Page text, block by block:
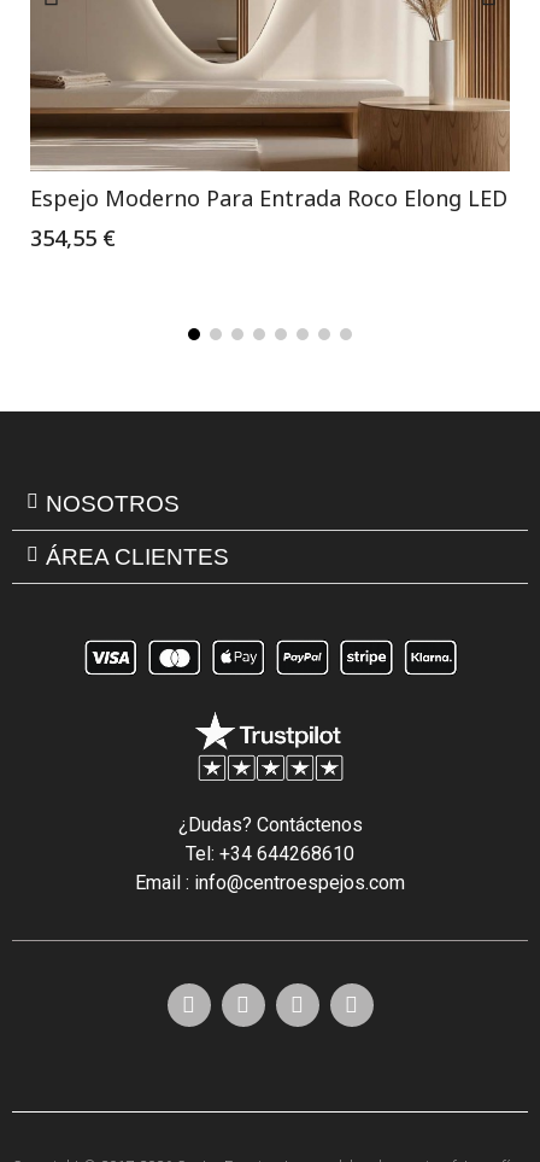
Espejo Moderno Para Entrada Roco Elong LED
354,55 €
NOSOTROS
ÁREA CLIENTES
¿Dudas? Contáctenos
Tel: +34 644268610
Email : info@centroespejos.com